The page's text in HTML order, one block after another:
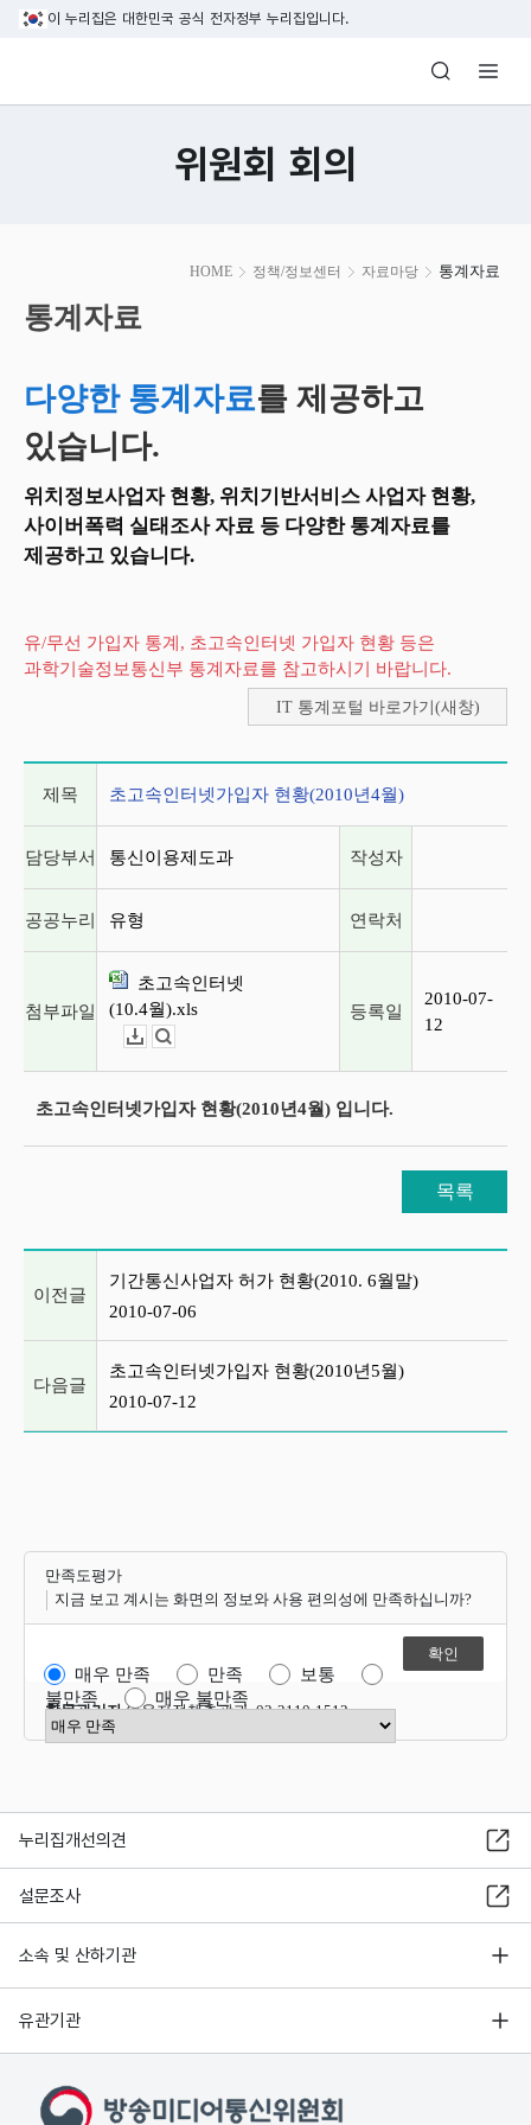
본문 바로가기
이 누리집은 대한민국 공식 전자정부 누리집입니다.
방송미디어통신위원회 Korea Media
위원회 회의
HOME 정책/정보센터 자료마당 통계자료
시
작
통계자료
다양한 통계자료를 제공하고
있습니다.
위치정보사업자 현황, 위치기반서비스 사업자 현황,
사이버폭력 실태조사 자료 등 다양한 통계자료를
제공하고 있습니다.
유/무선 가입자 통계, 초고속인터넷 가입자 현황 등은
과학기술정보통신부 통계자료를 참고하시기 바랍니다.
IT 통계포털 바로가기(새창)
제목 초고속인터넷가입자 현황(2010년4월)
담당부서 통신이용제도과 작성자
공공누리 유형 연락처
첨부파일
초고속인터넷
(10.4월).xls
등록일
2010-07-
12
초고속인터넷가입자 현황(2010년4월) 입니다.
목록
이전글
기간통신사업자 허가 현황(2010. 6월말)
2010-07-06
다음글
초고속인터넷가입자 현황(2010년5월)
2010-07-12
만족도평가
지금 보고 계시는 화면의 정보와 사용 편의성에 만족하십니까?
매우 만족 만족
보통
불만족
매우 불만족
만족도 점수 선택
항목관리자이용자정책총괄과 02-2110-1512
누리집개선의견
설문조사
소속 및 산하기관
유관기관